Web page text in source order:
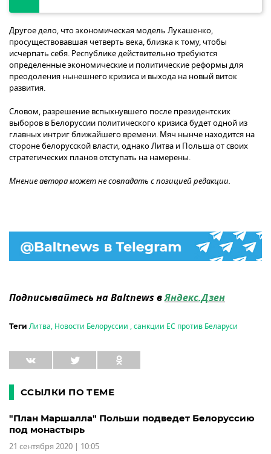
Другое дело, что экономическая модель Лукашенко,
просуществовавшая четверть века, близка к тому, чтобы
исчерпать себя. Республике действительно требуются
определенные экономические и политические реформы для
преодоления нынешнего кризиса и выхода на новый виток
развития.
Словом, разрешение вспыхнувшего после президентских
выборов в Белоруссии политического кризиса будет одной из
главных интриг ближайшего времени. Мяч нынче находится на
стороне белорусской власти, однако Литва и Польша от своих
стратегических планов отступать на намерены.
Мнение автора может не совпадать с позицией редакции.
Подписывайтесь на Baltnews вЯндекс.Дзен
Теги Литва, Новости Белоруссии ,санкции ЕС против Беларуси
ССЫЛКИ ПО ТЕМЕ
"План Маршалла" Польши подведет Белоруссию
под монастырь
21 сентября 2020 | 10:05